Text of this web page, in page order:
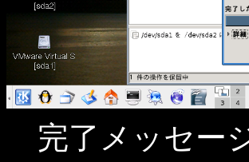
完了メッセー